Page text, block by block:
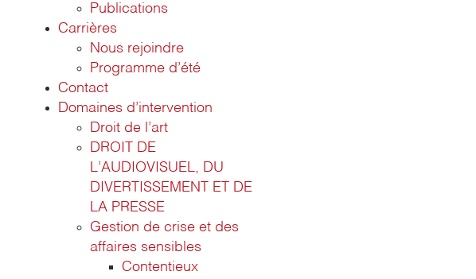
Publications
Carrières
Nous rejoindre
Programme d’été
Contact
Domaines d’intervention
Droit de l’art
DROIT DE
L’AUDIOVISUEL, DU
DIVERTISSEMENT ET DE
LA PRESSE
Gestion de crise et des
affaires sensibles
Contentieux